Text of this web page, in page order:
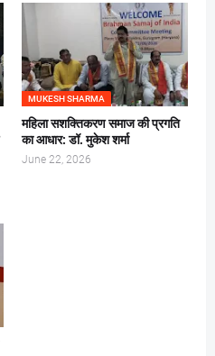
MUKESH SHARMA
महिला सशक्तिकरण समाज की प्रगति
का आधार: डॉ. मुकेश शर्मा
June 22, 2026